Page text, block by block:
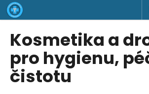
Přejít
na
obsah
Kosmetika a
pro hygienu,
čistotu
K
o
C
o
p